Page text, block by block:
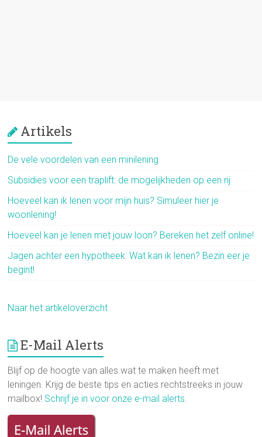
Artikels
De vele voordelen van een minilening
Subsidies voor een traplift: de mogelijkheden op een rij
Hoeveel kan ik lenen voor mijn huis? Simuleer hier je
woonlening!
Hoeveel kan je lenen met jouw loon? Bereken het zelf online!
Jagen achter een hypotheek: Wat kan ik lenen? Bezin eer je
begint!
Naar het artikeloverzicht
E-Mail Alerts
Blijf op de hoogte van alles wat te maken heeft met
leningen. Krijg de beste tips en acties rechtstreeks in jouw
mailbox! Schrijf je in voor onze e-mail alerts.